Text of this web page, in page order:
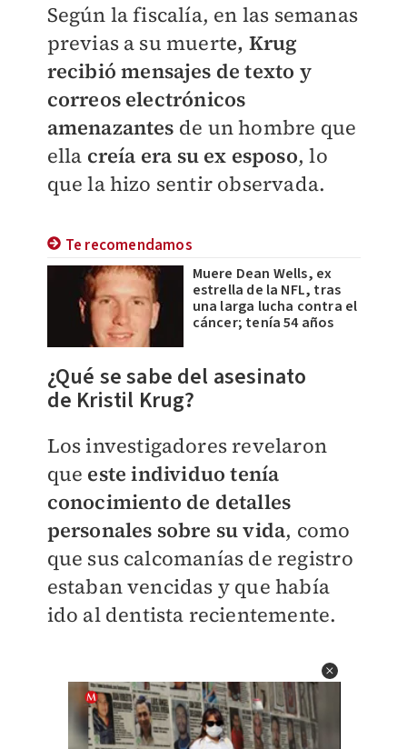
Según la fiscalía, en las semanas
previas a su muerte, Krug
recibió mensajes de texto y
correos electrónicos
amenazantes de un hombre que
ella creía era su ex esposo, lo
que la hizo sentir observada.
Te recomendamos
Muere Dean Wells, ex
estrella de la NFL, tras
una larga lucha contra el
cáncer; tenía 54 años
¿Qué se sabe del asesinato
de Kristil Krug?
Los investigadores revelaron
que este individuo tenía
conocimiento de detalles
personales sobre su vida, como
que sus calcomanías de registro
estaban vencidas y que había
ido al dentista recientemente.